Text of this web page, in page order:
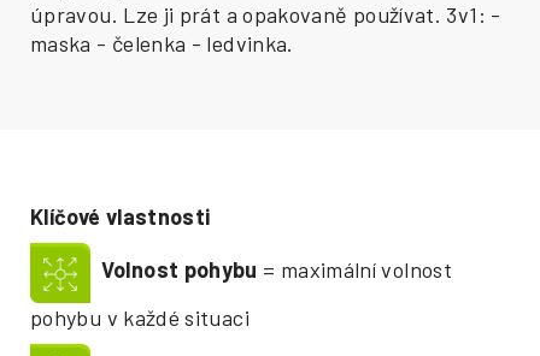
úpravou. Lze ji prát a opakovaně používat. 3v1: -
maska - čelenka - ledvinka.
Klíčové vlastnosti
Volnost pohybu = maximální volnost
pohybu v každé situaci